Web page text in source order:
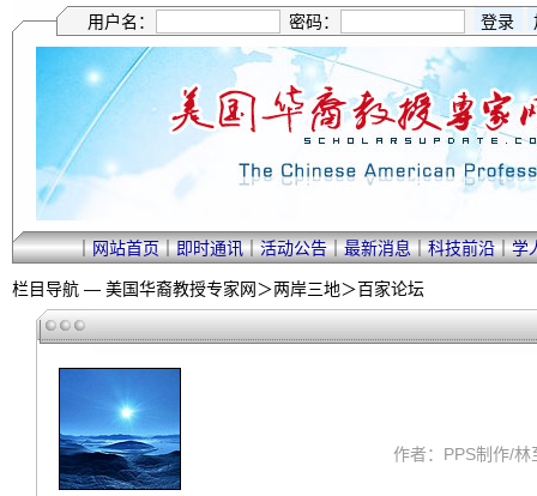
用户名： 密码：
｜网站首页｜即时通讯｜活动公告｜最新消息｜科技前沿｜学
栏目导航 — 美国华裔教授专家网＞两岸三地＞百家论坛
作者：PPS制作/